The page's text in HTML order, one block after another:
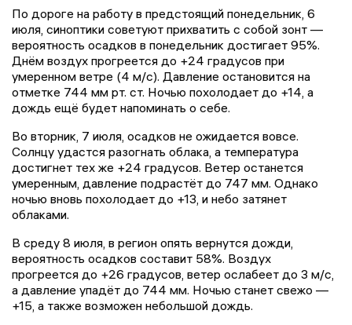
По дороге на работу в предстоящий понедельник, 6
июля, синоптики советуют прихватить с собой зонт —
вероятность осадков в понедельник достигает 95%.
Днём воздух прогреется до +24 градусов при
умеренном ветре (4 м/с). Давление остановится на
отметке 744 мм рт. ст. Ночью похолодает до +14, а
дождь ещё будет напоминать о себе.
Во вторник, 7 июля, осадков не ожидается вовсе.
Солнцу удастся разогнать облака, а температура
достигнет тех же +24 градусов. Ветер останется
умеренным, давление подрастёт до 747 мм. Однако
ночью вновь похолодает до +13, и небо затянет
облаками.
В среду 8 июля, в регион опять вернутся дожди,
вероятность осадков составит 58%. Воздух
прогреется до +26 градусов, ветер ослабеет до 3 м/с,
а давление упадёт до 744 мм. Ночью станет свежо —
+15, а также возможен небольшой дождь.